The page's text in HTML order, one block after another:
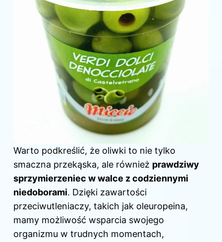
Warto podkreślić, że oliwki to nie tylko
smaczna przekąska, ale również prawdziwy
sprzymierzeniec w walce z codziennymi
niedoborami. Dzięki zawartości
przeciwutleniaczy, takich jak oleuropeina,
mamy możliwość wsparcia swojego
organizmu w trudnych momentach,